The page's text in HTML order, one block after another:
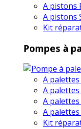
A pistons
A pistons
Kit
Pompes à
A palettes
A palettes
A palettes
A palettes
Kit